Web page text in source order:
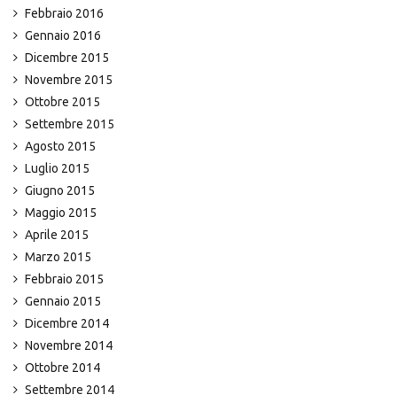
Febbraio 2016
Gennaio 2016
Dicembre 2015
Novembre 2015
Ottobre 2015
Settembre 2015
Agosto 2015
Luglio 2015
Giugno 2015
Maggio 2015
Aprile 2015
Marzo 2015
Febbraio 2015
Gennaio 2015
Dicembre 2014
Novembre 2014
Ottobre 2014
Settembre 2014